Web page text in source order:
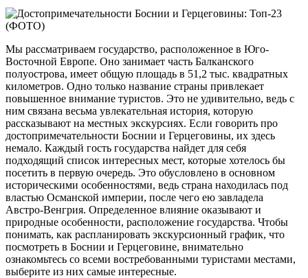
Мы рассматриваем государство, расположенное в Юго-
Восточной Европе. Оно занимает часть Балканского
полуострова, имеет общую площадь в 51,2 тыс. квадратных
километров. Одно только название страны привлекает
повышенное внимание туристов. Это не удивительно, ведь с
ним связана весьма увлекательная история, которую
рассказывают на местных экскурсиях. Если говорить про
достопримечательности Боснии и Герцеговины, их здесь
немало. Каждый гость государства найдет для себя
подходящий список интересных мест, которые хотелось бы
посетить в первую очередь. Это обусловлено в основном
историческими особенностями, ведь страна находилась под
властью Османской империи, после чего ею завладела
Австро-Венгрия. Определенное влияние оказывают и
природные особенности, расположение государства. Чтобы
понимать, как распланировать экскурсионный график, что
посмотреть в Боснии и Герцеговине, внимательно
ознакомьтесь со всеми востребованными туристами местами,
выберите из них самые интересные.